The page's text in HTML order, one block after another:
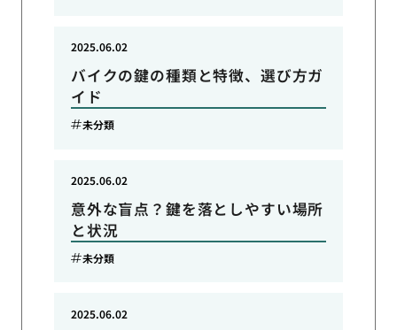
バイクの鍵の種類と特徴、選び方ガ
イド
2025.06.02
未分類
意外な盲点？鍵を落としやすい場所
と状況
2025.06.02
未分類
2025.06.02